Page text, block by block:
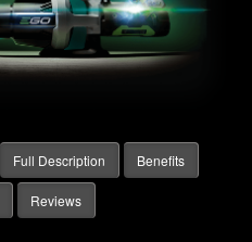
Full Description Benefits
Reviews